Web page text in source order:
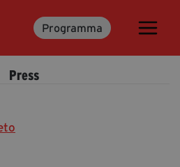
Programma
Press